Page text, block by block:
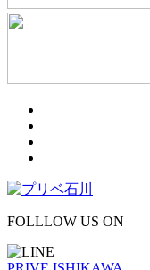
FOLLLOW US ON